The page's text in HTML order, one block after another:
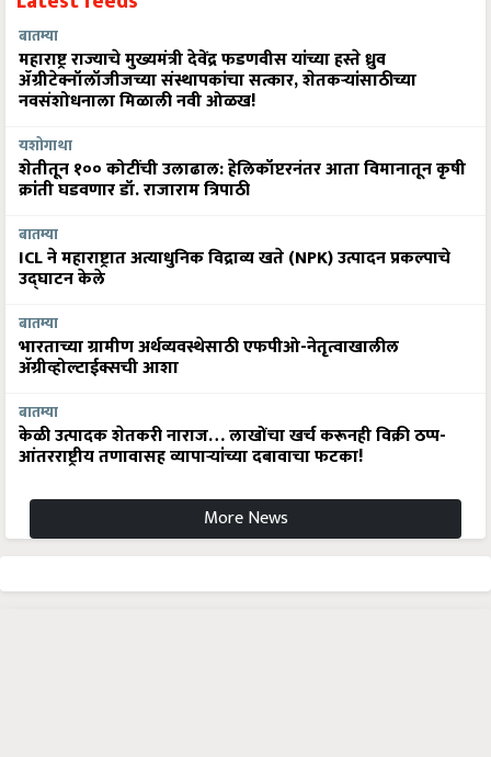
बातम्या
महाराष्ट्र राज्याचे मुख्यमंत्री देवेंद्र फडणवीस यांच्या हस्ते ध्रुव
ॲग्रीटेक्नॉलॉजीजच्या संस्थापकांचा सत्कार, शेतकऱ्यांसाठीच्या
नवसंशोधनाला मिळाली नवी ओळख!
यशोगाथा
शेतीतून १०० कोटींची उलाढाल: हेलिकॉप्टरनंतर आता विमानातून कृषी
क्रांती घडवणार डॉ. राजाराम त्रिपाठी
बातम्या
ICL ने महाराष्ट्रात अत्याधुनिक विद्राव्य खते (NPK) उत्पादन प्रकल्पाचे
उद्घाटन केले
बातम्या
भारताच्या ग्रामीण अर्थव्यवस्थेसाठी एफपीओ-नेतृत्वाखालील
अ‍ॅग्रीव्होल्टाईक्सची आशा
बातम्या
केळी उत्पादक शेतकरी नाराज… लाखोंचा खर्च करूनही विक्री ठप्प-
आंतरराष्ट्रीय तणावासह व्यापाऱ्यांच्या दबावाचा फटका!
More News